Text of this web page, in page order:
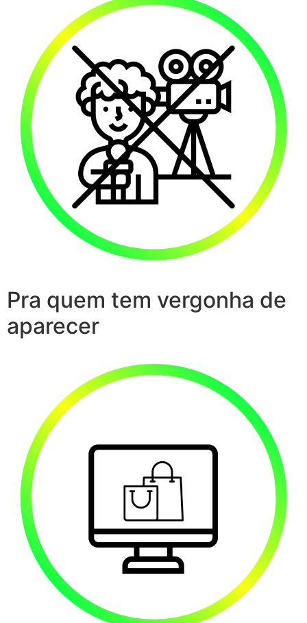
Pra quem tem vergonha de
aparecer